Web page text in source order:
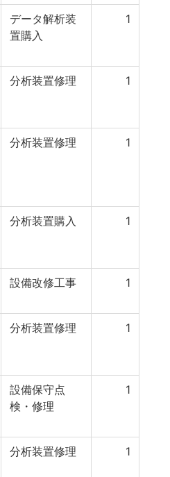
データ解析装
置購入
1
分析装置修理 1
分析装置修理 1
分析装置購入 1
設備改修工事 1
分析装置修理 1
設備保守点
検・修理
1
分析装置修理 1